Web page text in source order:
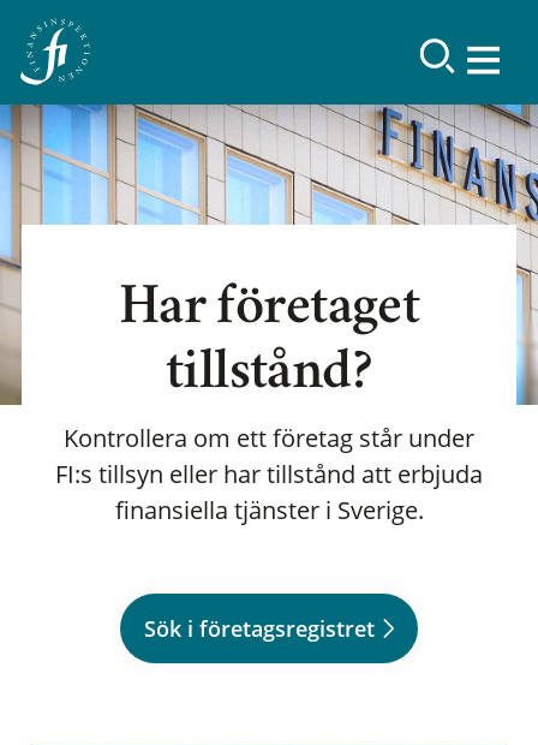
Har företaget
tillstånd?
Kontrollera om ett företag står under
FI:s tillsyn eller har tillstånd att erbjuda
finansiella tjänster i Sverige.
Sök i företagsregistret